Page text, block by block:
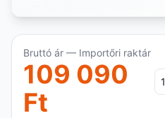
Bruttó ár — Importőri raktár
109 090
Ft